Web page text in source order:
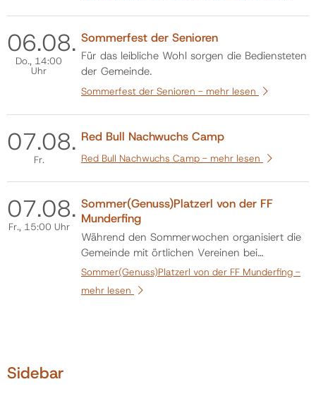
Munderfing durch. Abmarsch (oder Abfahrt)
um 13:30 Uhr vom Gemeindeparkplatz. Sollte
am jeweiligen Wandertag ein Begräbnis sein,
dann entfäl…
06.08.
Do., 14:00
Uhr
Sommerfest der Senioren
Für das leibliche Wohl sorgen die Bediensteten
der Gemeinde.
Sommerfest der Senioren - mehr lesen
07.08.
Fr.
Red Bull Nachwuchs Camp
Red Bull Nachwuchs Camp - mehr lesen
07.08.
Fr., 15:00 Uhr
Sommer(Genuss)Platzerl von der FF
Munderfing
Während den Sommerwochen organisiert die
Gemeinde mit örtlichen Vereinen bei
Schönwetter das „Sommer(Genuss)Platzerl“
am Dorfplatz.
Sommer(Genuss)Platzerl von der FF Munderfing -
mehr lesen
Sidebar